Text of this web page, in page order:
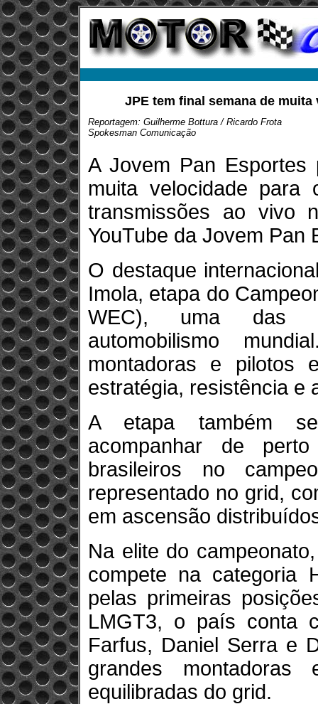
JPE tem final semana de
Reportagem: Guilherme Bottura / Ricardo Frota
Spokesman Comunicação
A Jovem Pan
muita velocidade para
transmissões ao
YouTube da Jovem Pan
O destaque
Imola, etapa do
WEC), uma das
automobilismo
montadoras e pilotos
estratégia, resistência e
A etapa também
acompanhar de
brasileiros no
representado no grid,
em ascensão
Na elite do
compete na categoria
pelas primeiras
LMGT3, o país conta
Farfus, Daniel Serra e
grandes
equilibradas do grid.